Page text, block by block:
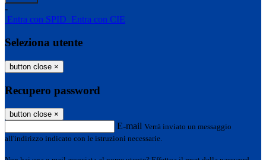
-
Entra con SPID Entra con CIE
Seleziona utente
button close ×
Recupero password
button close ×
E-mail Verrà inviato un messaggio
all'indirizzo indicato con le istruzioni necessarie.